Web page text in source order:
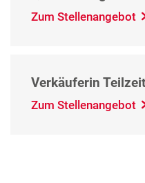
Zum Stellenangebot
Verkäuferin
Zum Stellenangebot